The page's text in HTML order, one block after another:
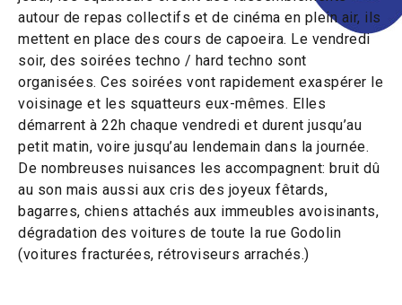
autour de repas collectifs et de cinéma en plein air, ils
mettent en place des cours de capoeira. Le vendredi
soir, des soirées techno / hard techno sont
organisées. Ces soirées vont rapidement exaspérer le
voisinage et les squatteurs eux-mêmes. Elles
démarrent à 22h chaque vendredi et durent jusqu’au
petit matin, voire jusqu’au lendemain dans la journée.
De nombreuses nuisances les accompagnent: bruit dû
au son mais aussi aux cris des joyeux fêtards,
bagarres, chiens attachés aux immeubles avoisinants,
dégradation des voitures de toute la rue Godolin
(voitures fracturées, rétroviseurs arrachés.)